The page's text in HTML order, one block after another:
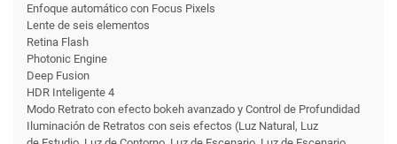
Enfoque automático con Focus Pixels
Lente de seis elementos
Retina Flash
Photonic Engine
Deep Fusion
HDR Inteligente 4
Modo Retrato con efecto bokeh avanzado y Control de Profundidad
Iluminación de Retratos con seis efectos (Luz Natural, Luz